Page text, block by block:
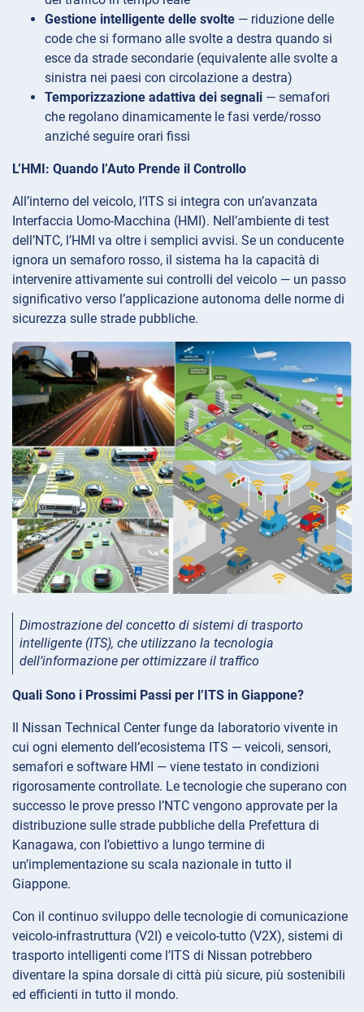
Gestione intelligente delle svolte — riduzione delle
code che si formano alle svolte a destra quando si
esce da strade secondarie (equivalente alle svolte a
sinistra nei paesi con circolazione a destra)
Temporizzazione adattiva dei segnali — semafori
che regolano dinamicamente le fasi verde/rosso
anziché seguire orari fissi
L’HMI: Quando l’Auto Prende il Controllo
All’interno del veicolo, l’ITS si integra con un’avanzata
Interfaccia Uomo-Macchina (HMI). Nell’ambiente di test
dell’NTC, l’HMI va oltre i semplici avvisi. Se un conducente
ignora un semaforo rosso, il sistema ha la capacità di
intervenire attivamente sui controlli del veicolo — un passo
significativo verso l’applicazione autonoma delle norme di
sicurezza sulle strade pubbliche.
Dimostrazione del concetto di sistemi di trasporto
intelligente (ITS), che utilizzano la tecnologia
dell’informazione per ottimizzare il traffico
Quali Sono i Prossimi Passi per l’ITS in Giappone?
Il Nissan Technical Center funge da laboratorio vivente in
cui ogni elemento dell’ecosistema ITS — veicoli, sensori,
semafori e software HMI — viene testato in condizioni
rigorosamente controllate. Le tecnologie che superano con
successo le prove presso l’NTC vengono approvate per la
distribuzione sulle strade pubbliche della Prefettura di
Kanagawa, con l’obiettivo a lungo termine di
un’implementazione su scala nazionale in tutto il
Giappone.
Con il continuo sviluppo delle tecnologie di comunicazione
veicolo-infrastruttura (V2I) e veicolo-tutto (V2X), sistemi di
trasporto intelligenti come l’ITS di Nissan potrebbero
diventare la spina dorsale di città più sicure, più sostenibili
ed efficienti in tutto il mondo.